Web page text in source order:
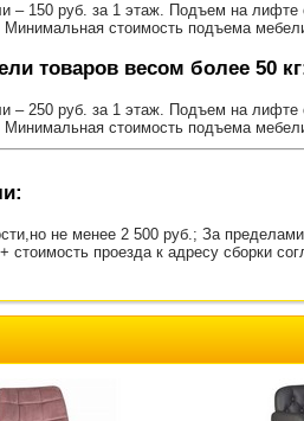
– 150 руб. за 1 этаж. Подъем на лифте
стоимость подъема
товаров весом более 50
– 250 руб. за 1 этаж. Подъем на лифте
стоимость подъема
не менее 2 500 руб.; За
стоимость проезда к адресу сборки